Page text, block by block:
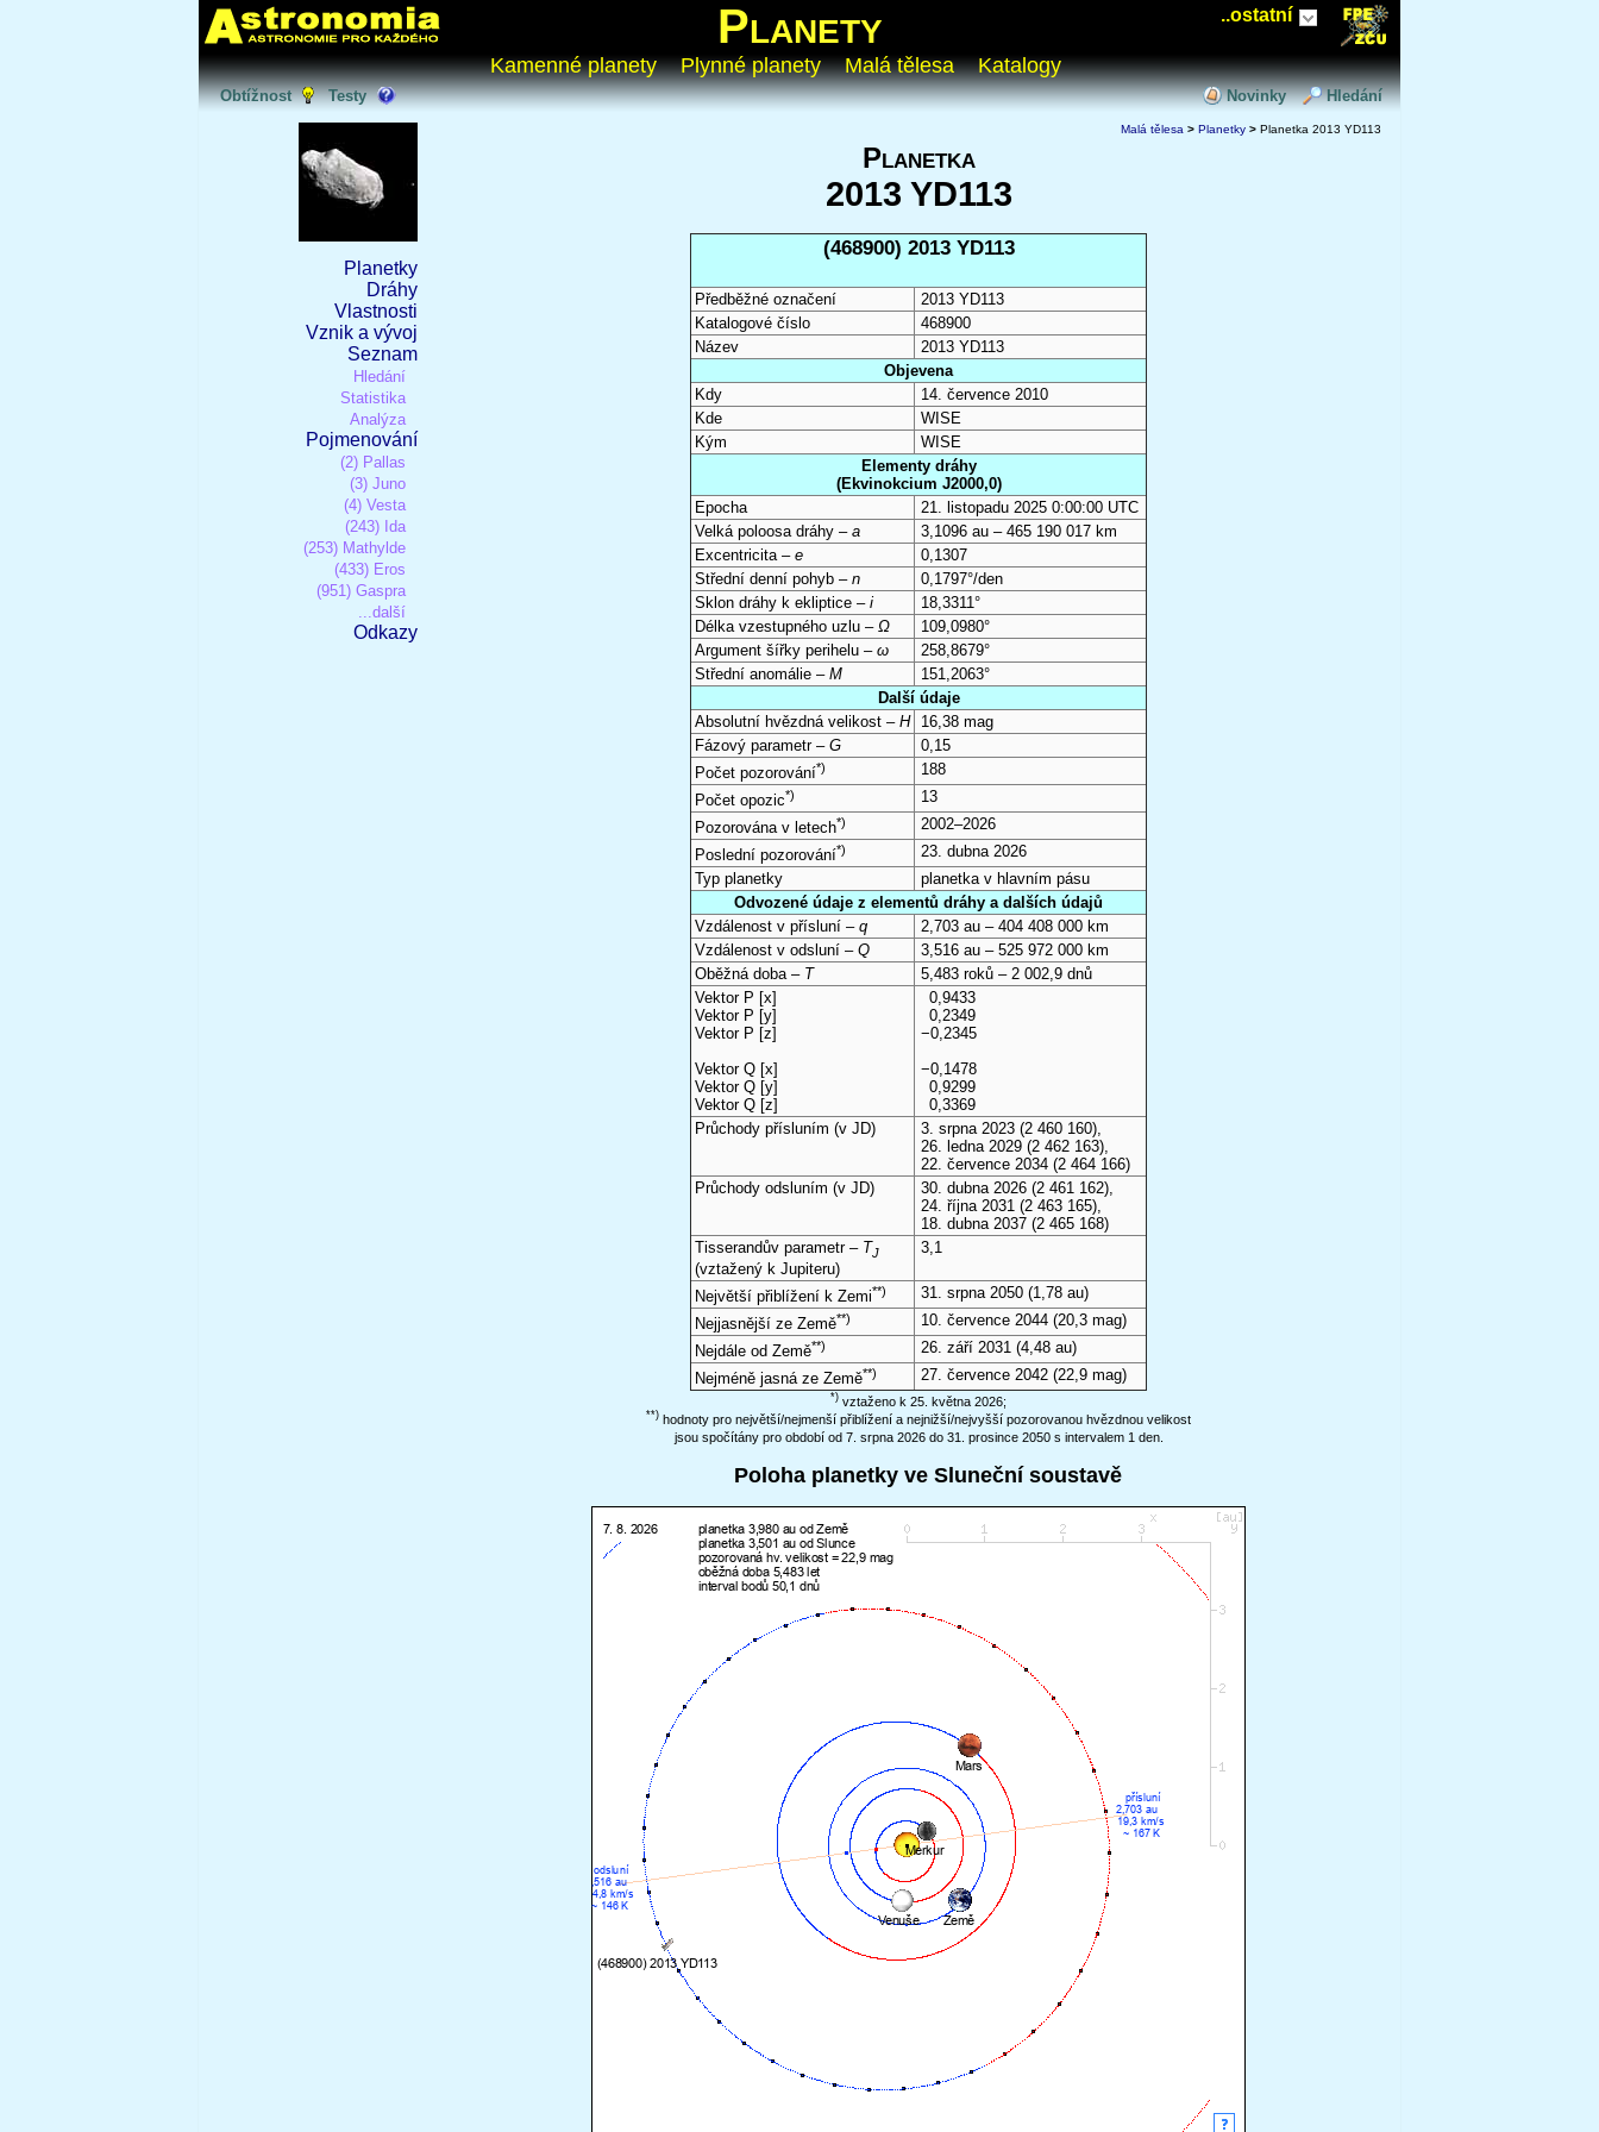
..ostatní
Planety
Kamenné planety Plynné planety Malá tělesa Katalogy
Obtížnost Testy Novinky Hledání
Planetky
Dráhy
Vlastnosti
Vznik a vývoj
Seznam
Hledání
Statistika
Analýza
Pojmenování
(2) Pallas
(3) Juno
(4) Vesta
(243) Ida
(253) Mathylde
(433) Eros
(951) Gaspra
...další
Odkazy
Malá tělesa > Planetky > Planetka 2013 YD113
Planetka
2013 YD113
(468900) 2013 YD113
Předběžné označení
2013 YD113
Katalogové číslo
468900
Název
2013 YD113
Objevena
Kdy
14. července 2010
Kde
WISE
Kým
WISE
Elementy dráhy
(Ekvinokcium J2000,0)
Epocha
21. listopadu 2025 0:00:00 UTC
Velká poloosa dráhy – a
3,1096 au – 465 190 017 km
Excentricita – e
0,1307
Střední denní pohyb – n
0,1797°/den
Sklon dráhy k ekliptice – i
18,3311°
Délka vzestupného uzlu – Ω
109,0980°
Argument šířky perihelu – ω
258,8679°
Střední anomálie – M
151,2063°
Další údaje
Absolutní hvězdná velikost – H
16,38 mag
Fázový parametr – G
0,15
Počet pozorování*)
188
Počet opozic*)
13
Pozorována v letech*)
2002–2026
Poslední pozorování*)
23. dubna 2026
Typ planetky
planetka v hlavním pásu
Odvozené údaje z elementů dráhy a dalších údajů
Vzdálenost v přísluní – q
2,703 au – 404 408 000 km
Vzdálenost v odsluní – Q
3,516 au – 525 972 000 km
Oběžná doba – T
5,483 roků – 2 002,9 dnů
Vektor P [x]
Vektor P [y]
Vektor P [z]
Vektor Q [x]
Vektor Q [y]
Vektor Q [z]
0,9433
0,2349
−0,2345
−0,1478
0,9299
0,3369
Průchody přísluním (v JD) 3. srpna 2023 (2 460 160),
26. ledna 2029 (2 462 163),
22. července 2034 (2 464 166)
Průchody odsluním (v JD) 30. dubna 2026 (2 461 162),
24. října 2031 (2 463 165),
18. dubna 2037 (2 465 168)
Tisserandův parametr – TJ
(vztažený k Jupiteru)
3,1
Největší přiblížení k Zemi**) 31. srpna 2050 (1,78 au)
Nejjasnější ze Země**) 10. července 2044 (20,3 mag)
Nejdále od Země**) 26. září 2031 (4,48 au)
Nejméně jasná ze Země**) 27. července 2042 (22,9 mag)
*) vztaženo k 25. května 2026;
**) hodnoty pro největší/nejmenší přiblížení a nejnižší/nejvyšší pozorovanou hvězdnou velikost
jsou spočítány pro období od 7. srpna 2026 do 31. prosince 2050 s intervalem 1 den.
Poloha planetky ve Sluneční soustavě